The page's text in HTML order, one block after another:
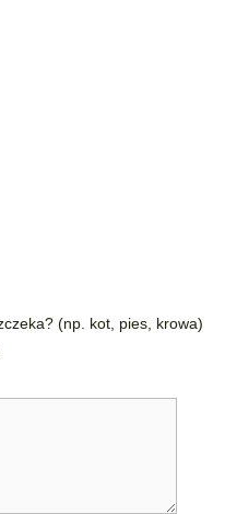
(np. kot, pies, krowa)